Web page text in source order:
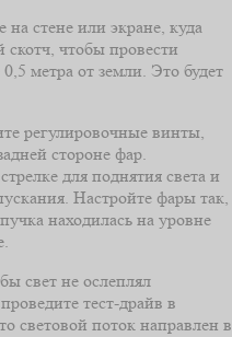
стене или экране, куда
скотч, чтобы провести
метра от земли. Это будет
регулировочные винты,
стороне фар.
для поднятия света и
Настройте фары так,
находилась на уровне
свет не ослеплял
тест-драйв в
световой поток направлен в